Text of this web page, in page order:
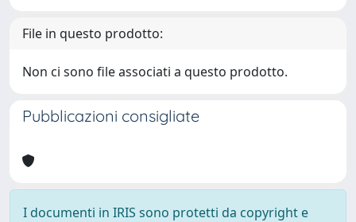
File in questo prodotto:
Non ci sono file associati a questo prodotto.
Pubblicazioni consigliate
I documenti in IRIS sono protetti da copyright e